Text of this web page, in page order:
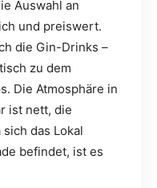
Auswahl an
und preiswert.
die Gin-Drinks –
zu dem
Die Atmosphäre in
ist nett, die
das Lokal
befindet, ist es